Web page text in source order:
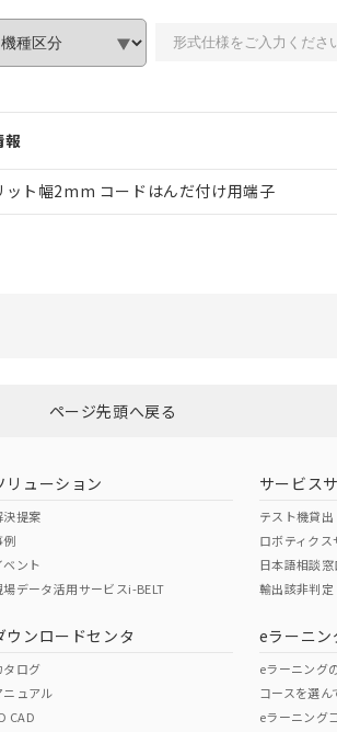
報
ト幅2mm コードはんだ付け用端子
ページ先頭へ戻る
リューション
決提案
例
ベント
場データ活用サービスi-BELT
ウンロードセンタ
タログ
ニュアル
CAD
サービス
テスト機貸出
ロボティクス
日本語相談
輸出該非判定
eラーニン
eラーニング
コースを選ん
eラーニング
えご利用ください。
は、本サービスの対象外となる商品もあるこ
、記載している更新日時点での社内データ
の在庫および標準価格とは異なる場合があ
にご登録された部品リストについて、当社お
るお客様との取引・商談に必要な範囲で利用